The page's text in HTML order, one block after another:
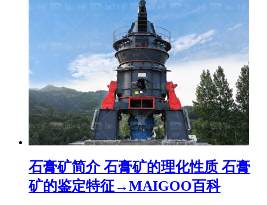
石膏矿简介 石膏矿的理化性质 石膏
矿的鉴定特征→MAIGOO百科